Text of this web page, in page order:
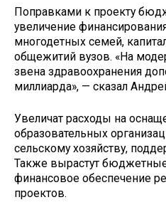
Поправками к проекту
увеличение
многодетных семей,
общежитий вузов. «На
звена здравоохранения
миллиарда», — сказал
Увеличат расходы на
образовательных
сельскому хозяйству,
Также вырастут
финансовое обеспечение
проектов.